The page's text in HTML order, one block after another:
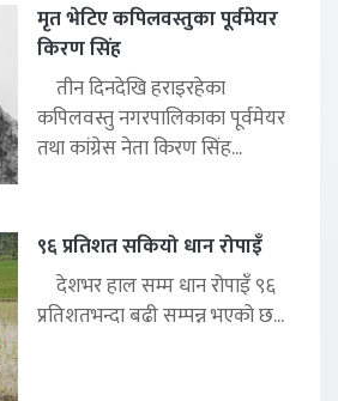
मृत भेटिए कपिलवस्तुका पूर्वमेयर
किरण सिंह
तीन दिनदेखि हराइरहेका
कपिलवस्तु नगरपालिकाका पूर्वमेयर
तथा कांग्रेस नेता किरण सिंह...
९६ प्रतिशत सकियो धान रोपाइँ
देशभर हाल सम्म धान रोपाइँ ९६
प्रतिशतभन्दा बढी सम्पन्न भएको छ...